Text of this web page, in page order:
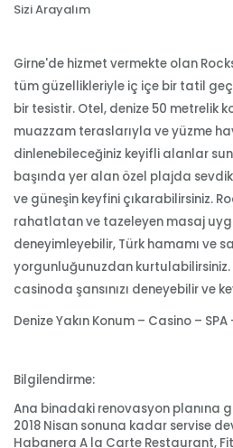
Sizi Arayalım
Girne'de hizmet vermekte olan
tüm güzellikleriyle iç içe bir tatil
bir tesistir. Otel, denize 50 metrelik
muazzam teraslarıyla ve yüzme
dinlenebileceğiniz keyifli alanlar
başında yer alan özel plajda
ve güneşin keyfini çıkarabilirsiniz.
rahatlatan ve tazeleyen masaj
deneyimleyebilir, Türk hamamı ve
yorgunluğunuzdan
casinoda şansınızı deneyebilir ve
Denize Yakın Konum – Casino –
Bilgilendirme:
Ana binadaki renovasyon planına
2018 Nisan sonuna kadar servise
Habanera A la Carte Restaurant,